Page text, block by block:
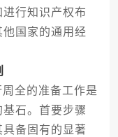
行知识产权布
国家的通用经
全的准备工作是
石。首要步骤
备固有的显著